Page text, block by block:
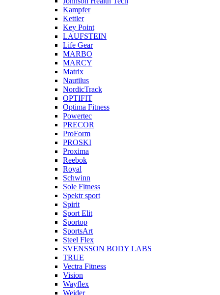
Kampfer
Kettler
Key Point
LAUFSTEIN
Life Gear
MARBO
MARCY
Matrix
Nautilus
NordicTrack
OPTIFIT
Optima Fitness
Powertec
PRECOR
ProForm
PROSKI
Proxima
Reebok
Royal
Schwinn
Sole Fitness
Spektr sport
Spirit
Sport Elit
Sportop
SportsArt
Steel Flex
SVENSSON BODY LABS
TRUE
Vectra Fitness
Vision
Wayflex
Weider